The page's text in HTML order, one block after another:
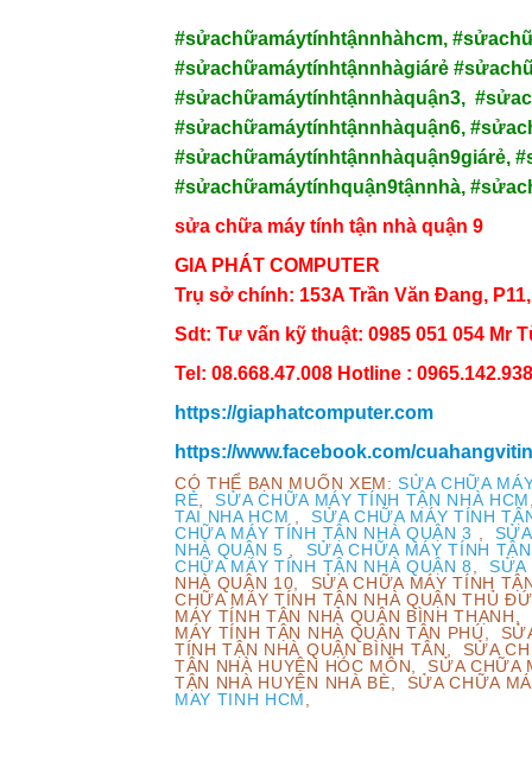
#sửachữamáytínhtậnnhàhcm,
#sửachữamáytínhtậnnhàgiárẻ
#sửachữamáytínhtậnnhàquận3,
#sửachữamáytínhtậnnhàquận6,
#sửachữamáytínhtậnnhàquận9giárẻ,
#sửachữamáytínhquận9tậnnhà,
sửa chữa máy tính tận nhà quận 9
GIA PHÁT COMPUTER
Trụ sở chính: 153A Trần Văn Đang,
Sdt: Tư vấn kỹ thuật: 0985 051 054 Mr
Tel: 08.668.47.008 Hotline : 0965.142.938
https://giaphatcomputer.com
https://www.facebook.com/
CÓ THỂ BẠN MUỐN XEM:SỬA CHỮA
RẺ ,SỬA CHỮA MÁY TÍNH TẬN NHÀ HCM
TAI NHA HCM
,SỬA CHỮA MÁY TÍNH
CHỮA MÁY TÍNH TẬN NHÀ QUẬN 3
NHÀ QUẬN 5
SỬA CHỮA MÁY TÍNH
CHỮA MÁY TÍNH TẬN NHÀ QUẬN 8
,SỬA
NHÀ QUẬN 10, SỬA CHỮA MÁY TÍNH
CHỮA MÁY TÍNH TẬN NHÀ QUẬN THỦ
MÁY TÍNH TẬN NHÀ QUẬN BÌNH
MÁY TÍNH TẬN NHÀ QUẬN TÂN PHÚ,
TÍNH TẬN NHÀ QUẬN BÌNH TÂN, SỬA
TẬN NHÀ HUYỆN HÓC MÔN, SỬA CHỮA
TẬN NHÀ HUYỆN NHÀ BÈ, SỬA CHỮA
MAY TINH HCM